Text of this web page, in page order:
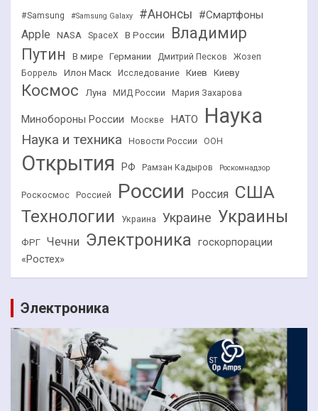
#Samsung #Samsung Galaxy #Анонсы #Смартфоны
Apple NASA SpaceX В России
Владимир
Путин
В мире Германии Дмитрий Песков
Жозеп
Боррель
Илон Маск Исследование Киев Киеву
Космос Луна МИД России Мария Захарова
Минобороны России Москве НАТО Наука
Наука и техника Новости России ООН
Открытия РФ Рамзан Кадыров Роскомнадзор
Роскосмос Россией России Россия США
Технологии Украина Украине Украины
ФРГ Чечни Электроника госкорпорации
«Ростех»
Электроника